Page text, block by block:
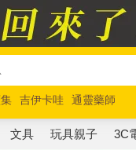
吉伊卡哇
通靈藥師
5 超慢跑
文具 玩具親子 3C